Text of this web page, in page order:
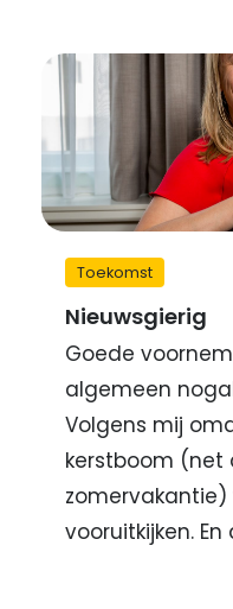
Toekomst
Nieuwsgierig
Goede
algemeen
Volgens mij
kerstboom (net
vooruitkijken.